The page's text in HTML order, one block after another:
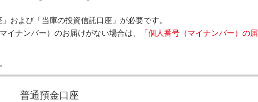
および「当庫の投資信託口座」が必要です。
ナンバー）のお届けがない場合は、
「個人番号（マイナンバー）の届
普通預金口座